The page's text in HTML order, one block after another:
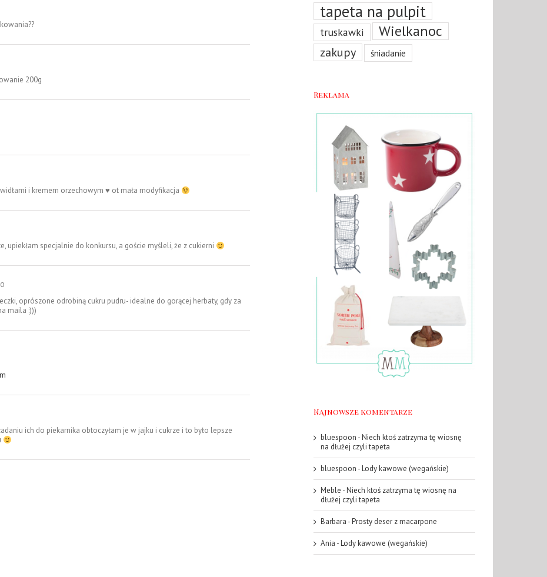
200g
i kremem orzechowym ♥ ot mała modyfikacja
upiekłam specjalnie do konkursu, a goście myśleli, że z cukierni
oprószone odrobiną cukru pudru- idealne do gorącej herbaty, gdy za
maila :)))
ich do piekarnika obtoczyłam je w jajku i cukrze i to było lepsze
tapeta na pulpit
truskawki Wielkanoc
zakupy śniadanie
Reklama
Najnowsze komentarze
bluespoon -Niech ktoś zatrzyma tę wiosnę
na dłużej czyli tapeta
bluespoon -Lody kawowe (wegańskie)
Meble -Niech ktoś zatrzyma tę wiosnę na
dłużej czyli tapeta
Barbara -Prosty deser z macarpone
Ania -Lody kawowe (wegańskie)